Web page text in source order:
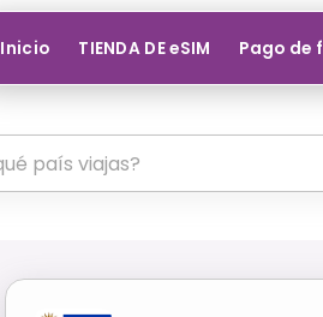
Inicio TIENDA DE eSIM Pago de